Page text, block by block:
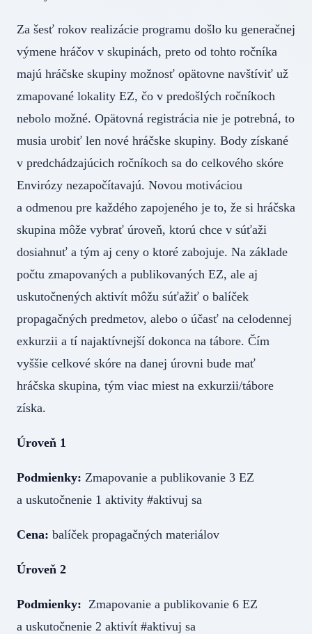
Za šesť rokov realizácie programu došlo ku generačnej
výmene hráčov v skupinách, preto od tohto ročníka
majú hráčske skupiny možnosť opätovne navštíviť už
zmapované lokality EZ, čo v predošlých ročníkoch
nebolo možné. Opätovná registrácia nie je potrebná, to
musia urobiť len nové hráčske skupiny. Body získané
v predchádzajúcich ročníkoch sa do celkového skóre
Envirózy nezapočítavajú. Novou motiváciou
a odmenou pre každého zapojeného je to, že si hráčska
skupina môže vybrať úroveň, ktorú chce v súťaži
dosiahnuť a tým aj ceny o ktoré zabojuje. Na základe
počtu zmapovaných a publikovaných EZ, ale aj
uskutočnených aktivít môžu súťažiť o balíček
propagačných predmetov, alebo o účasť na celodennej
exkurzii a tí najaktívnejší dokonca na tábore. Čím
vyššie celkové skóre na danej úrovni bude mať
hráčska skupina, tým viac miest na exkurzii/tábore
získa.
Úroveň 1
Podmienky: Zmapovanie a publikovanie 3 EZ
a uskutočnenie 1 aktivity #aktivuj sa
Cena: balíček propagačných materiálov
Úroveň 2
Podmienky: Zmapovanie a publikovanie 6 EZ
a uskutočnenie 2 aktivít #aktivuj sa